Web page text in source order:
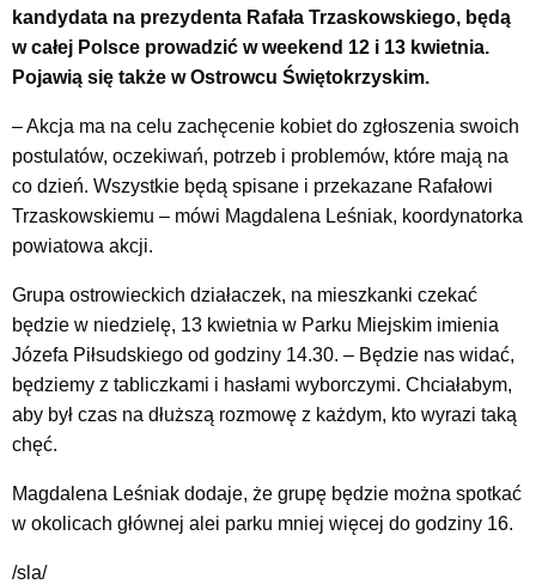
kandydata na prezydenta Rafała Trzaskowskiego, będą
w całej Polsce prowadzić w weekend 12 i 13 kwietnia.
Pojawią się także w Ostrowcu Świętokrzyskim.
– Akcja ma na celu zachęcenie kobiet do zgłoszenia swoich
postulatów, oczekiwań, potrzeb i problemów, które mają na
co dzień. Wszystkie będą spisane i przekazane Rafałowi
Trzaskowskiemu – mówi Magdalena Leśniak, koordynatorka
powiatowa akcji.
Grupa ostrowieckich działaczek, na mieszkanki czekać
będzie w niedzielę, 13 kwietnia w Parku Miejskim imienia
Józefa Piłsudskiego od godziny 14.30. – Będzie nas widać,
będziemy z tabliczkami i hasłami wyborczymi. Chciałabym,
aby był czas na dłuższą rozmowę z każdym, kto wyrazi taką
chęć.
Magdalena Leśniak dodaje, że grupę będzie można spotkać
w okolicach głównej alei parku mniej więcej do godziny 16.
/sla/